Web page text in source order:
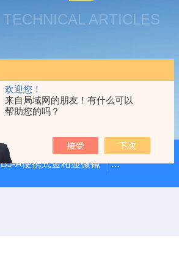
欢迎您！
来自局域网的朋友！有什么可以
帮助您的吗？
TECHNICAL ARTICLES
BJ-A便携式金相显微镜 DJ-XM1000